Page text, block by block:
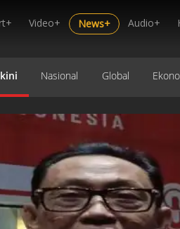
Video+ News+ Audio+
Nasional Global